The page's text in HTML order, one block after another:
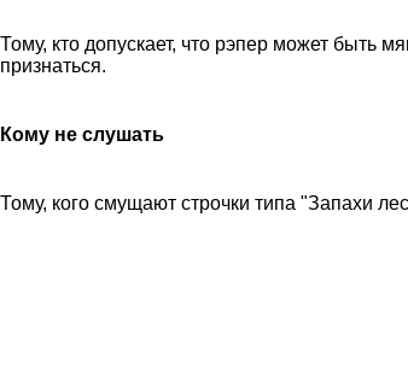
Тому, кто допускает, что рэпер может быть
признаться.
Кому не слушать
Тому, кого смущают строчки типа "Запахи